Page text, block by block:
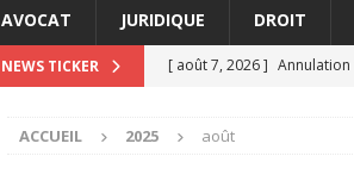
AVOCAT JURIDIQUE DROIT
NEWS TICKER [ août 7, 2026 ]
ENTREPRISE
ACCUEIL 2025 août